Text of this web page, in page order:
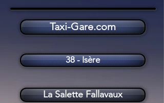
Taxi La Salette Fallavaux (38970)
La Salette Fallavaux
Taxi-Gare.com
38 - Isère